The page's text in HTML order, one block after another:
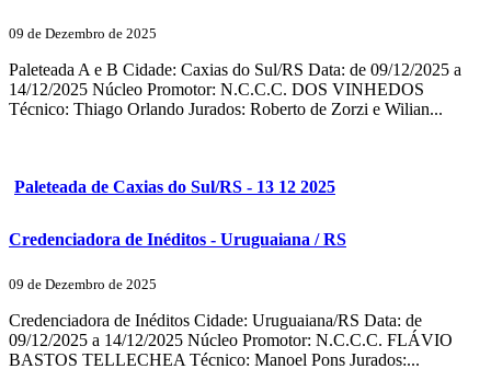
09 de Dezembro de 2025
Paleteada A e B Cidade: Caxias do Sul/RS Data: de 09/12/2025 a
14/12/2025 Núcleo Promotor: N.C.C.C. DOS VINHEDOS
Técnico: Thiago Orlando Jurados: Roberto de Zorzi e Wilian...
Paleteada de Caxias do Sul/RS - 13 12 2025
Credenciadora de Inéditos - Uruguaiana / RS
09 de Dezembro de 2025
Credenciadora de Inéditos Cidade: Uruguaiana/RS Data: de
09/12/2025 a 14/12/2025 Núcleo Promotor: N.C.C.C. FLÁVIO
BASTOS TELLECHEA Técnico: Manoel Pons Jurados:...